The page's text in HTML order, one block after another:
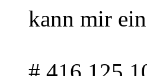
kann mir